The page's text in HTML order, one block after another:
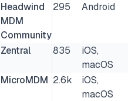
Headwind
MDM
Community
295 Android
Zentral 835
iOS,
macOS
MicroMDM 2.6k
iOS,
macOS